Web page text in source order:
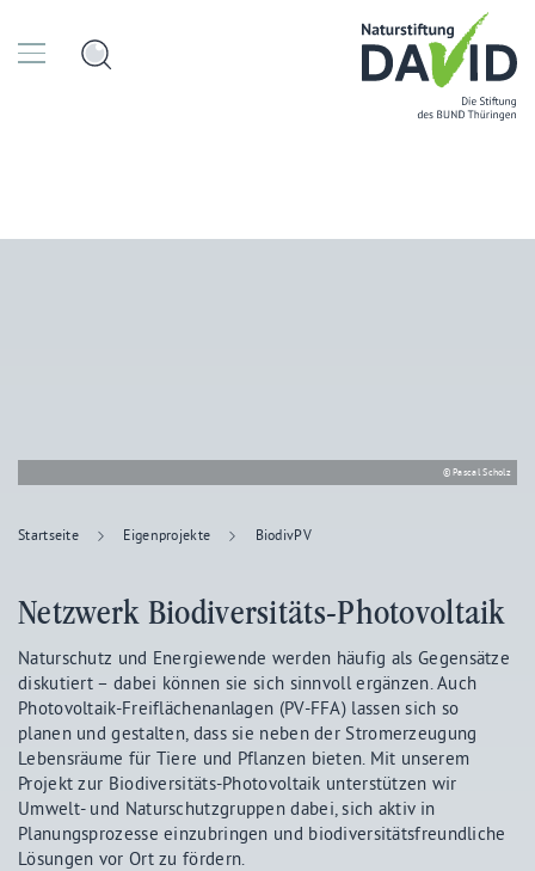
© Pascal Scholz
Startseite Eigenprojekte BiodivPV
Netzwerk Biodiversitäts-Photovoltaik
Naturschutz und Energiewende werden häufig als Gegensätze
diskutiert – dabei können sie sich sinnvoll ergänzen. Auch
Photovoltaik-Freiflächenanlagen (PV-FFA) lassen sich so
planen und gestalten, dass sie neben der Stromerzeugung
Lebensräume für Tiere und Pflanzen bieten. Mit unserem
Projekt zur Biodiversitäts-Photovoltaik unterstützen wir
Umwelt- und Naturschutzgruppen dabei, sich aktiv in
Planungsprozesse einzubringen und biodiversitätsfreundliche
Lösungen vor Ort zu fördern.